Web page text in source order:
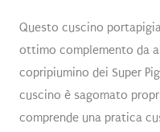
Questo cuscino
ottimo complemento da
copripiumino dei Super
cuscino è sagomato
comprende una pratica